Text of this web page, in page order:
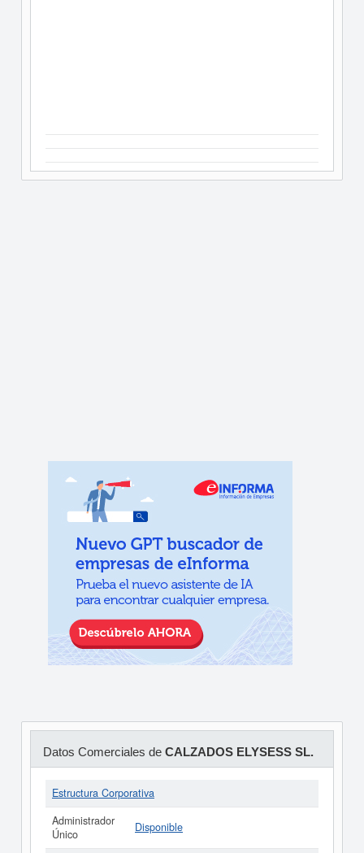
Datos Comerciales de CALZADOS ELYSESS SL.
Estructura Corporativa
Administrador
Único
Disponible